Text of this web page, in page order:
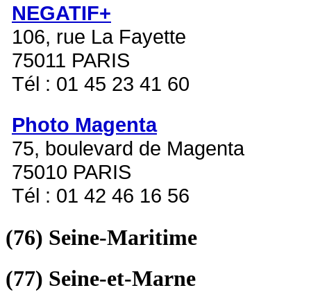
NEGATIF+
106, rue La Fayette
75011 PARIS
Tél : 01 45 23 41 60
Photo Magenta
75, boulevard de Magenta
75010 PARIS
Tél : 01 42 46 16 56
(76) Seine-Maritime
(77) Seine-et-Marne